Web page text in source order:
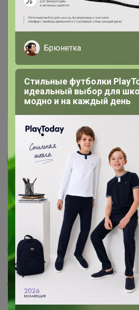
Чтобы ответить или
необходимо
Это займет меньше
Войти
Как здесь все устроено?
Как сделать заказ?
Как получить?
Доставка
Шоурумы
Торговые марки
Наша команда
Брюнетка
Стильные футболки
идеальный выбор для
модно и на каждый день